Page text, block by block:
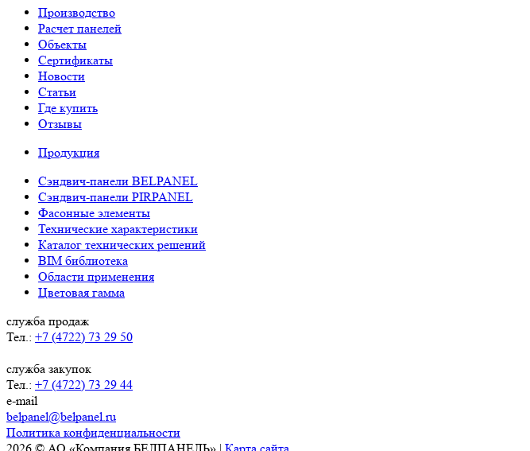
Производство
Расчет панелей
Объекты
Сертификаты
Новости
Статьи
Где купить
Отзывы
Продукция
Сэндвич-панели BELPANEL
Сэндвич-панели PIRPANEL
Фасонные элементы
Технические характеристики
Каталог технических решений
BIM библиотека
Области применения
Цветовая гамма
служба продаж
Тел.: +7 (4722) 73 29 50
служба закупок
Тел.: +7 (4722) 73 29 44
e-mail
belpanel@belpanel.ru
Политика конфиденциальности